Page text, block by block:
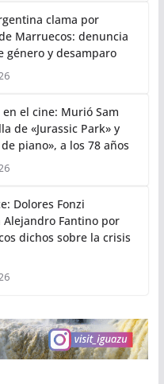
clama por
Marruecos: denuncia
género y desamparo
el cine: Murió Sam
de «Jurassic Park» y
piano», a los 78 años
Dolores Fonzi
Alejandro Fantino por
dichos sobre la crisis